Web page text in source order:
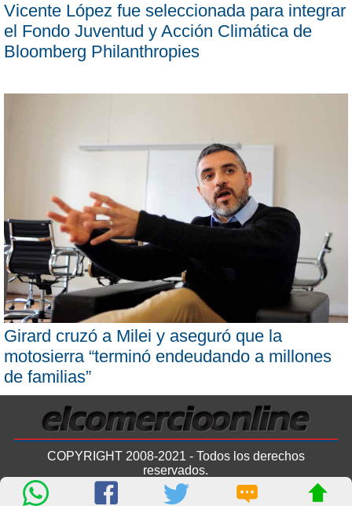
Vicente López fue seleccionada para integrar
el Fondo Juventud y Acción Climática de
Bloomberg Philanthropies
Girard cruzó a Milei y aseguró que la
motosierra “terminó endeudando a millones
de familias”
COPYRIGHT 2008-2021 - Todos los derechos
reservados.